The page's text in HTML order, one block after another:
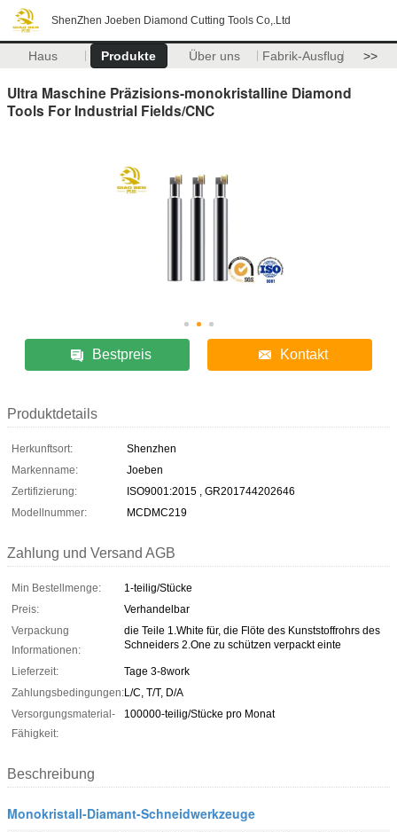
ShenZhen Joeben Diamond Cutting Tools Co,.Ltd
Haus Produkte Über uns Fabrik-Ausflug >>
Ultra Maschine Präzisions-monokristalline Diamond
Tools For Industrial Fields/CNC
Bestpreis Kontakt
Produktdetails
Herkunftsort:
Shenzhen
Markenname:
Joeben
Zertifizierung:
ISO9001:2015 , GR201744202646
Modellnummer:
MCDMC219
Zahlung und Versand AGB
Min Bestellmenge:
1-teilig/Stücke
Preis:
Verhandelbar
Verpackung
Informationen:
die Teile 1.White für, die Flöte des Kunststoffrohrs des
Schneiders 2.One zu schützen verpackt einte
Lieferzeit:
Tage 3-8work
Zahlungsbedingungen:L/C, T/T, D/A
Versorgungsmaterial-
Fähigkeit:
100000-teilig/Stücke pro Monat
Beschreibung
Monokristall-Diamant-Schneidwerkzeuge